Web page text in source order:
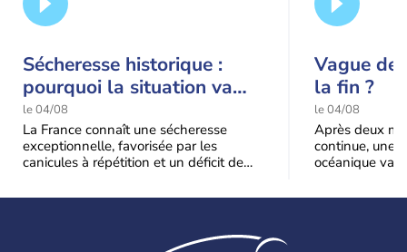
Sécheresse historique :
pourquoi la situation va
encore s'aggraver jusqu'à
la mi-août
le 04/08
La France connaît une sécheresse
exceptionnelle, favorisée par les
canicules à répétition et un déficit de
Vague de
la fin ?
le 04/08
Après deux
continue, une
océanique va